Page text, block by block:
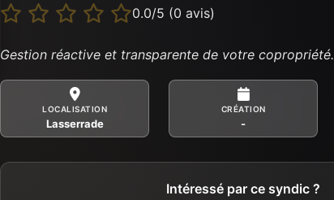
0.0/5 (0 avis)
Gestion réactive et transparente de votre copropriété.
LOCALISATION
Lasserrade
CRÉATION
-
Intéressé par ce syndic ?